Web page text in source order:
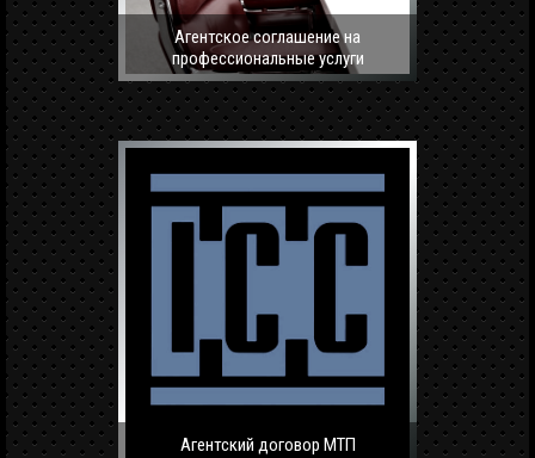
Агентское соглашение на
профессиональные услуги
Агентский договор МТП